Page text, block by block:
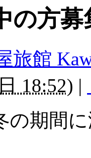
の方
旅館
18:52) |
の期間